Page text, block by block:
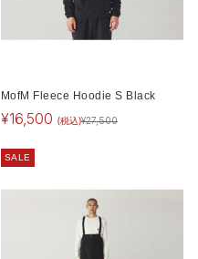
MofM Fleece Hoodie S Black
¥16,500 (税込)¥27,500
SALE